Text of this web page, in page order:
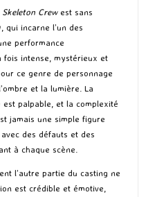
Skeleton Crewest sans
qui incarne l’un des
performance
fois intense, mystérieux et
ce genre de personnage
et la lumière. La
palpable, et la complexité
jamais une simple figure
des défauts et des
à chaque scène.
l’autre partie du casting ne
est crédible et émotive,